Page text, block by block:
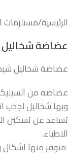
الرئيسية/مستلزمات
عضاضة
عضاضة شخاليل
عضاضه من
وبها شخاليل لجذب
تساعد عن تسكين
الاطباء.
متوفر منها